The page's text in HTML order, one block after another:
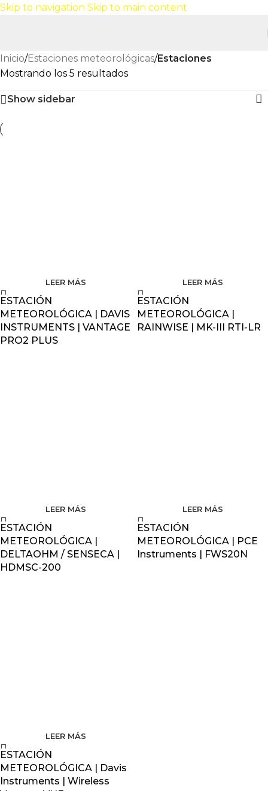
Skip to navigation Skip to main content
Inicio/Estaciones meteorológicas/Estaciones
Mostrando los 5 resultados
Show sidebar
LEER MÁS
ESTACIÓN
METEOROLÓGICA | DAVIS
INSTRUMENTS | VANTAGE
PRO2 PLUS
LEER MÁS
ESTACIÓN
METEOROLÓGICA |
RAINWISE | MK-III RTI-LR
LEER MÁS
ESTACIÓN
METEOROLÓGICA |
DELTAOHM / SENSECA |
HDMSC-200
LEER MÁS
ESTACIÓN
METEOROLÓGICA | PCE
Instruments | FWS20N
LEER MÁS
ESTACIÓN
METEOROLÓGICA | Davis
Instruments | Wireless